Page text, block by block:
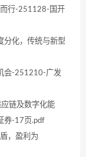
行-251128-国开
分化，传统与新型
会-251210-广发
链及数字化能
券-17页.pdf
，盈利为